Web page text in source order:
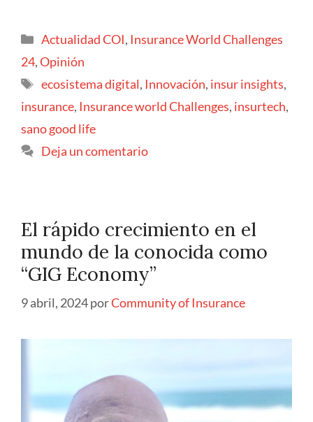
Actualidad COI, Insurance World Challenges
24,Opinión
ecosistema digital, Innovación, insur insights,
insurance, Insurance world Challenges, insurtech,
sano good life
Deja un comentario
El rápido crecimiento en el
mundo de la conocida como
“GIG Economy”
9 abril, 2024porCommunity of Insurance